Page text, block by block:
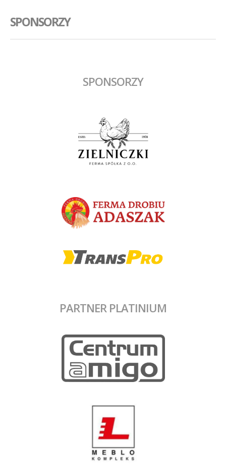
SPONSORZY
SPONSORZY
PARTNER PLATINIUM